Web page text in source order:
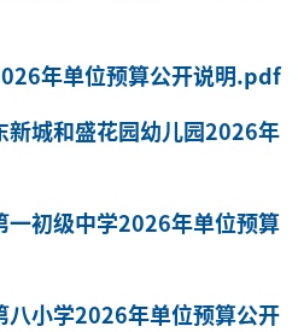
年单位预算公开说明.pdf
城和盛花园幼儿园2026年
初级中学2026年单位预算
小学2026年单位预算公开